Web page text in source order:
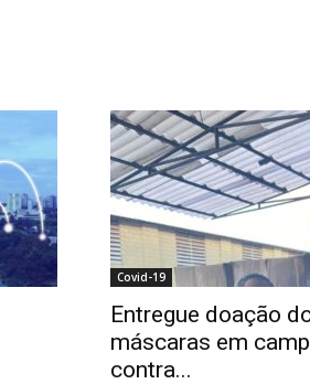
Covid-19
Entregue doação
máscaras em
contra...